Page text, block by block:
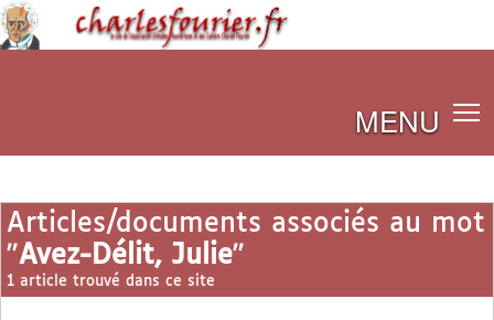
MENU
Articles/documents associés au mot
"Avez-Délit, Julie"
1 article trouvé dans ce site